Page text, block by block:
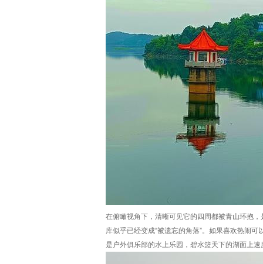
在俯瞰视角下，清晰可见它的四周都被青山环抱
库似乎已经变成“被遗忘的角落”。如果喜欢热闹
是户外俱乐部的水上乐园，碧水篮天下的湖面上